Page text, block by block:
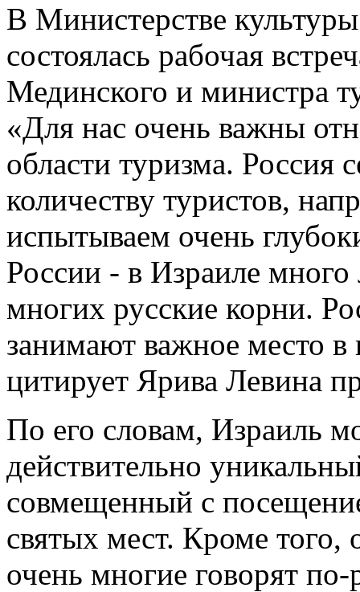
В Министерстве
состоялась рабочая
Мединского и министра
«Для нас очень важны
области туризма. Россия
количеству туристов,
испытываем очень
России - в Израиле
многих русские корни.
занимают важное место в
цитирует Ярива Левина
По его словам, Израиль
действительно
совмещенный с
святых мест. Кроме того,
очень многие говорят